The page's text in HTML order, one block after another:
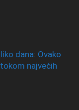
dana: Ovako
najvećih